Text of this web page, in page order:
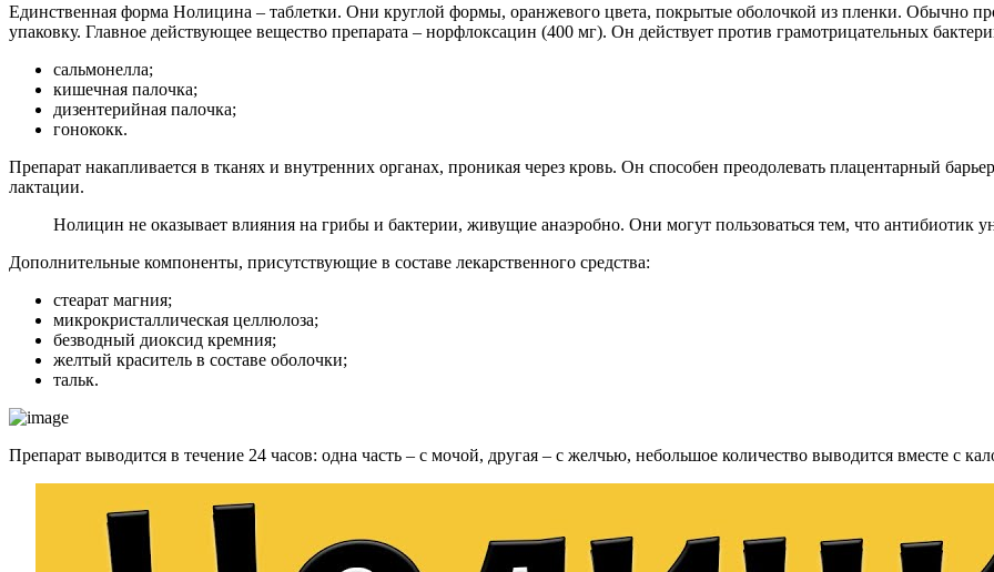
Единственная форма Нолицина – таблетки. Они круглой формы, оранжевого цвета, покрытые оболочкой из пленки. Обычно
упаковку. Главное действующее вещество препарата – норфлоксацин (400 мг). Он действует против грамотрицательных
сальмонелла;
кишечная палочка;
дизентерийная палочка;
гонококк.
Препарат накапливается в тканях и внутренних органах, проникая через кровь. Он способен преодолевать плацентарный
лактации.
Нолицин не оказывает влияния на грибы и бактерии, живущие анаэробно. Они могут пользоваться тем, что антибиотик
Дополнительные компоненты, присутствующие в составе лекарственного средства:
стеарат магния;
микрокристаллическая целлюлоза;
безводный диоксид кремния;
желтый краситель в составе оболочки;
тальк.
Препарат выводится в течение 24 часов: одна часть – с мочой, другая – с желчью, небольшое количество выводится вместе с